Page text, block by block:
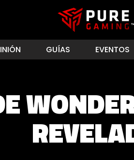
GUÍAS EVENTOS